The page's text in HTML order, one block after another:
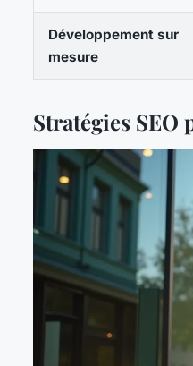
Développement sur
mesure
Stratégies